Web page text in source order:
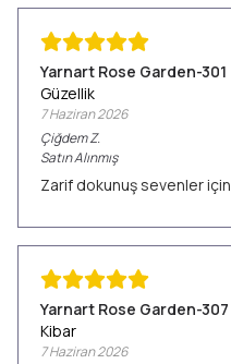
Yarnart Rose Garden-301
Güzellik
7 Haziran 2026
ÇiğdemZ.
Satın Alınmış
Zarif dokunuş sevenler için
Yarnart Rose Garden-307
Kibar
7 Haziran 2026